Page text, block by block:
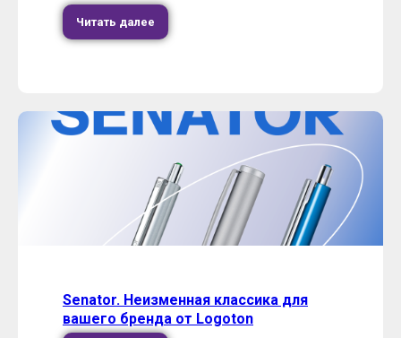
Читать далее
Senator. Неизменная классика для
вашего бренда от Logoton